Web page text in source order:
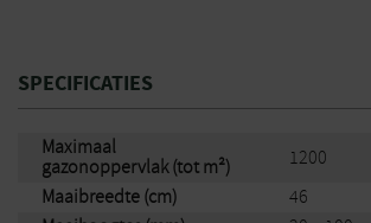
ergonomisch maaien.
Vario wielaandrijving
Voor middelgrote gazons
Uitgerust met een in hoogte verstelbare
SPECIFICATIES
Maximaal
gazonoppervlak (tot m²)
1200
Maaibreedte (cm)
46